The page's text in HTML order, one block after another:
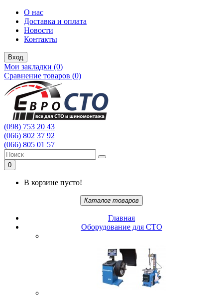
О нас
Доставка и оплата
Новости
Контакты
Вход
Мои закладки (0)
Сравнение товаров (0)
(098) 753 20 43
(066) 802 37 92
(066) 805 01 57
0
В корзине пусто!
Каталог товаров
Главная
Oбopудoвaниe для CTO